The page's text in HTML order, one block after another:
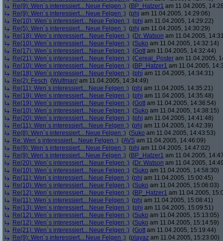
Re(9): Wen´s interessiert... Neue Felgen ;) (BP_Hatzer1 am 11.04.2005,
Re(9): Wen´s interessiert... Neue Felgen ;) (phj am 11.04.2005, 14:29:06)
Re(10): Wen´s interessiert... Neue Felgen ;) (phj am 11.04.2005, 14:29:22)
Re(5): Wen´s interessiert... Neue Felgen ;) (phj am 11.04.2005, 14:30:29)
Re(18): Wen´s interessiert... Neue Felgen ;) (Dr. Watson am 11.04.2005,
Re(10): Wen´s interessiert... Neue Felgen ;) (Suko am 11.04.2005, 14:32:14)
Re(17): Wen´s interessiert... Neue Felgen ;) (Gott am 11.04.2005, 14:32:44)
Re(21): Wen´s interessiert... Neue Felgen ;) (Cereal_Poster am 11.04.2005,
Re(10): Wen´s interessiert... Neue Felgen ;) (BP_Hatzer1 am 11.04.2005,
Re(18): Wen´s interessiert... Neue Felgen ;) (phj am 11.04.2005, 14:34:31)
Re(2): Fesch (Wulfman! am 11.04.2005, 14:34:49)
Re(11): Wen´s interessiert... Neue Felgen ;) (phj am 11.04.2005, 14:35:21)
Re(19): Wen´s interessiert... Neue Felgen ;) (phj am 11.04.2005, 14:35:48)
Re(19): Wen´s interessiert... Neue Felgen ;) (Gott am 11.04.2005, 14:36:54)
Re(10): Wen´s interessiert... Neue Felgen ;) (Suko am 11.04.2005, 14:38:15)
Re(20): Wen´s interessiert... Neue Felgen ;) (phj am 11.04.2005, 14:41:48)
Re(11): Wen´s interessiert... Neue Felgen ;) (phj am 11.04.2005, 14:42:39)
Re(8): Wen´s interessiert... Neue Felgen ;) (Suko am 11.04.2005, 14:43:53)
Re: Wen´s interessiert... Neue Felgen ;) (AVS am 11.04.2005, 14:46:09)
Re(9): Wen´s interessiert... Neue Felgen ;) (phj am 11.04.2005, 14:47:02)
Re(9): Wen´s interessiert... Neue Felgen ;) (BP_Hatzer1 am 11.04.2005,
Re(20): Wen´s interessiert... Neue Felgen ;) (Dr. Watson am 11.04.2005,
Re(10): Wen´s interessiert... Neue Felgen ;) (Suko am 11.04.2005, 14:58:30)
Re(11): Wen´s interessiert... Neue Felgen ;) (phj am 11.04.2005, 15:00:45)
Re(10): Wen´s interessiert... Neue Felgen ;) (Suko am 11.04.2005, 15:06:03)
Re(12): Wen´s interessiert... Neue Felgen ;) (BP_Hatzer1 am 11.04.2005,
Re(11): Wen´s interessiert... Neue Felgen ;) (phj am 11.04.2005, 15:08:41)
Re(13): Wen´s interessiert... Neue Felgen ;) (phj am 11.04.2005, 15:09:51)
Re(12): Wen´s interessiert... Neue Felgen ;) (Suko am 11.04.2005, 15:13:05)
Re(12): Wen´s interessiert... Neue Felgen ;) (Suko am 11.04.2005, 15:14:59)
Re(21): Wen´s interessiert... Neue Felgen ;) (Gott am 11.04.2005, 15:19:44)
Re(9): Wen´s interessiert... Neue Felgen ;) (playaz am 11.04.2005, 15:23:00)